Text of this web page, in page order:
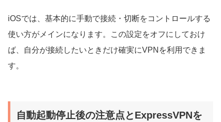
iOSでは、基本的に手動で接続・切断をコントロールする
使い方がメインになります。この設定をオフにしておけ
ば、自分が接続したいときだけ確実にVPNを利用できま
す。
自動起動停止後の注意点とExpressVPNを